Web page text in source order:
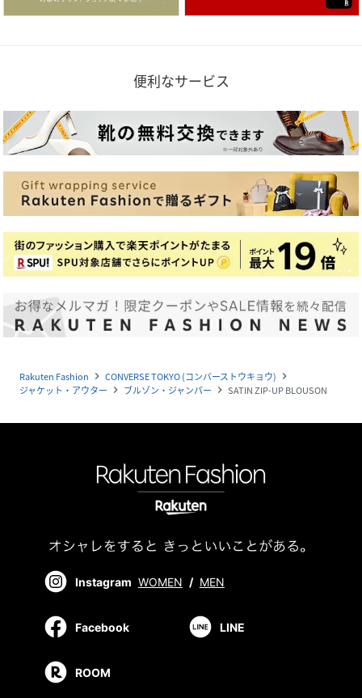
便利なサービス
Rakuten Fashion navigate_next CONVERSE TOKYO (コンバーストウキョウ) navigate_next
ジャケット・アウター navigate_next ブルゾン・ジャンパー navigate_next SATIN ZIP-UP BLOUSON
Instagram WOMEN / MEN
Facebook LINE
ROOM